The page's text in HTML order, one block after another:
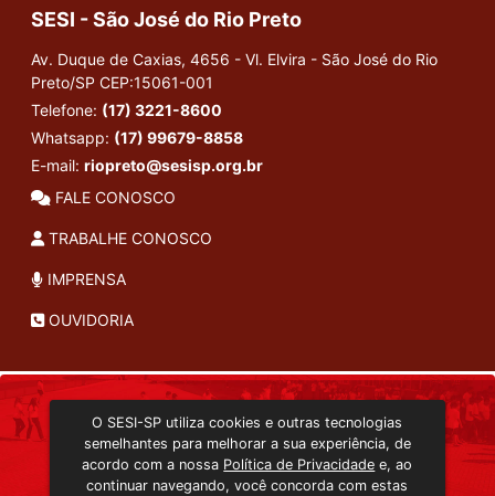
SESI - São José do Rio Preto
Av. Duque de Caxias, 4656 - Vl. Elvira - São José do Rio
Preto/SP CEP:15061-001
Telefone: (17) 3221-8600
Whatsapp: (17) 99679-8858
E-mail: riopreto@sesisp.org.br
FALE CONOSCO
TRABALHE CONOSCO
IMPRENSA
OUVIDORIA
TRANSMISSÃO ON-LINE
EDITORA SESI-SP
CONSULTA AO ACERVO
O SESI-SP utiliza cookies e outras tecnologias
semelhantes para melhorar a sua experiência, de
acordo com a nossa Política de Privacidade e, ao
continuar navegando, você concorda com estas